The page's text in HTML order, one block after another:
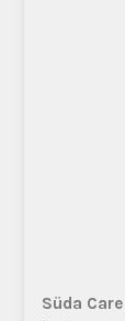
Süda